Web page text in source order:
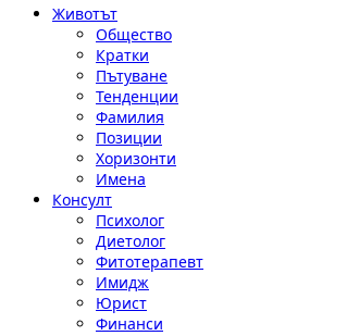
Животът
Общество
Кратки
Пътуване
Тенденции
Фамилия
Позиции
Хоризонти
Имена
Консулт
Психолог
Диетолог
Фитотерапевт
Имидж
Юрист
Финанси